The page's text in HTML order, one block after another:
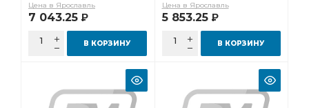
Цена в Ярославль
7 043.25 Р
В КОРЗИНУ
Цена в Ярославль
5 853.25 Р
В КОРЗИНУ